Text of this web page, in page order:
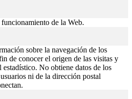
de la Web.
sobre la navegación de los
de conocer el origen de las visitas y
No obtiene datos de los
ni de la dirección postal